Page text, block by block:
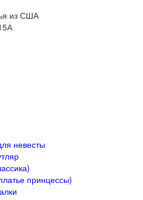
из США
невесты
принцессы)